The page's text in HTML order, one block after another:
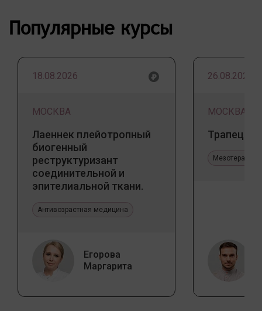
Популярные курсы
18.08.2026
МОСКВА
Лаеннек плейотропный
биогенный
реструктуризант
соединительной и
эпителиальной ткани.
эстетической медицине
Антивозрастная медицина
Егорова
Маргарита
26.08.2026
МОСКВА
Трапеция
Мезотерапия